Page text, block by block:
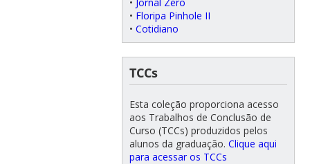
• Floripa Pinhole II
• Cotidiano
TCCs
Esta coleção proporciona acesso
aos Trabalhos de Conclusão de
Curso (TCCs) produzidos pelos
alunos da graduação. Clique aqui
para acessar os TCCs